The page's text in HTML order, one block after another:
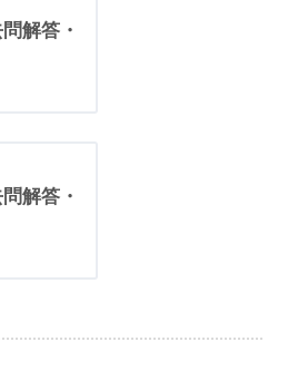
解答・
解答・